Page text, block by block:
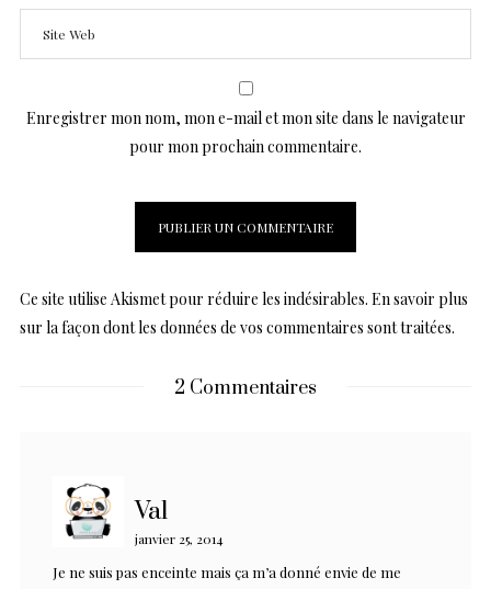
Enregistrer mon nom, mon e-mail et mon site dans le navigateur
pour mon prochain commentaire.
Ce site utilise Akismet pour réduire les indésirables. En savoir plus
sur la façon dont les données de vos commentaires sont traitées.
2 Commentaires
Val
janvier 25, 2014
Je ne suis pas enceinte mais ça m’a donné envie de me